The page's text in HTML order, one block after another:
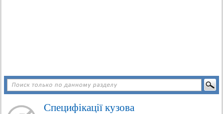
Специфікації кузова